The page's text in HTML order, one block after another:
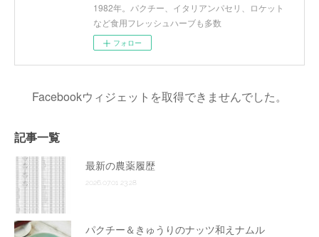
1982年。パクチー、イタリアンパセリ、ロケット
など食用フレッシュハーブも多数
フォロー
Facebookウィジェットを取得できませんでした。
記事一覧
最新の農薬履歴
2026.07.01 23:28
パクチー＆きゅうりのナッツ和えナムル